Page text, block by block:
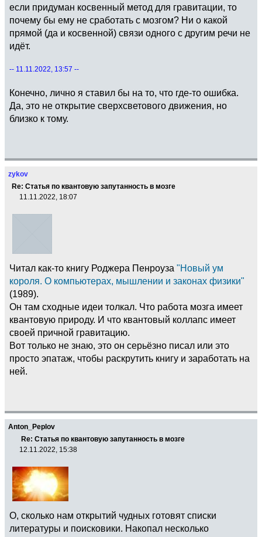
если придуман косвенный метод для гравитации, то
почему бы ему не сработать с мозгом? Ни о какой
прямой (да и косвенной) связи одного с другим речи не
идёт.
-- 11.11.2022, 13:57 --
Конечно, лично я ставил бы на то, что где-то ошибка.
Да, это не открытие сверхсветового движения, но
близко к тому.
zykov
Re: Статья по квантовую запутанность в мозге
11.11.2022, 18:07
Читал как-то книгу Роджера Пенроуза "Новый ум
короля. О компьютерах, мышлении и законах физики"
(1989).
Он там сходные идеи толкал. Что работа мозга имеет
квантовую природу. И что квантовый коллапс имеет
своей причной гравитацию.
Вот только не знаю, это он серьёзно писал или это
просто эпатаж, чтобы раскрутить книгу и заработать на
ней.
Anton_Peplov
Re: Статья по квантовую запутанность в мозге
12.11.2022, 15:38
О, сколько нам открытий чудных готовят списки
литературы и поисковики. Накопал несколько